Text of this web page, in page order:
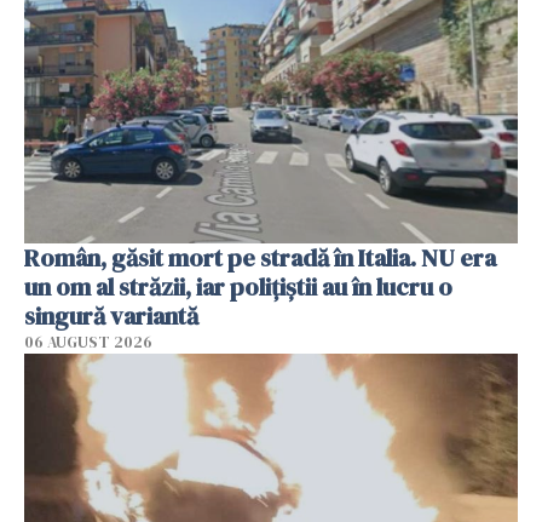
Român, găsit mort pe stradă în Italia. NU era
un om al străzii, iar polițiștii au în lucru o
singură variantă
06 AUGUST 2026